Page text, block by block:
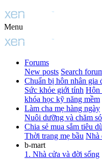
Menu
Forums
New posts Search
Chuẩn bị hôn nhân gia
Sức khỏe giới tính Hôn
khóa học kỹ năng mềm
Làm cha mẹ hàng ngày
Nuôi dưỡng và chăm
Chia sẻ mua sắm tiêu
Thời trang mẹ bầu Nhà
b-mart
1. Nhà cửa và đời sống